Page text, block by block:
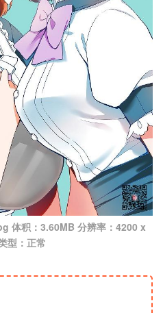
体积：3.60MB 分辨率：4200 x
型：正常